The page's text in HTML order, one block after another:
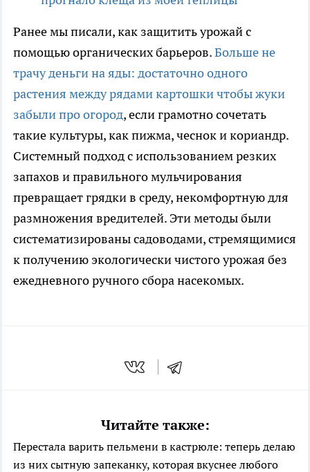
Ранее мы писали, как защитить урожай с
помощью органических барьеров.Больше не
трачу деньги на яды: достаточно одного
растения между рядами картошки чтобы жуки
забыли про огород, если грамотно сочетать
такие культуры, как пижма, чеснок и кориандр.
Системный подход с использованием резких
запахов и правильного мульчирования
превращает грядки в среду, некомфортную для
размножения вредителей. Эти методы были
систематизированы садоводами, стремящимися
к получению экологически чистого урожая без
ежедневного ручного сбора насекомых.
Читайте также:
Перестала варить пельмени в кастрюле: теперь делаю
из них сытную запеканку, которая вкуснее любого